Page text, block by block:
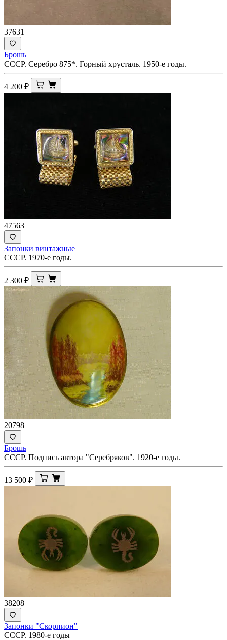
37631
Брошь
СССР. Серебро 875*. Горный хрусталь. 1950-е годы.
4 200 ₽
47563
Запонки винтажные
СССР. 1970-е годы.
2 300 ₽
20798
Брошь
СССР. Подпись автора "Серебряков". 1920-е годы.
13 500 ₽
38208
Запонки "Скорпион"
СССР. 1980-е годы